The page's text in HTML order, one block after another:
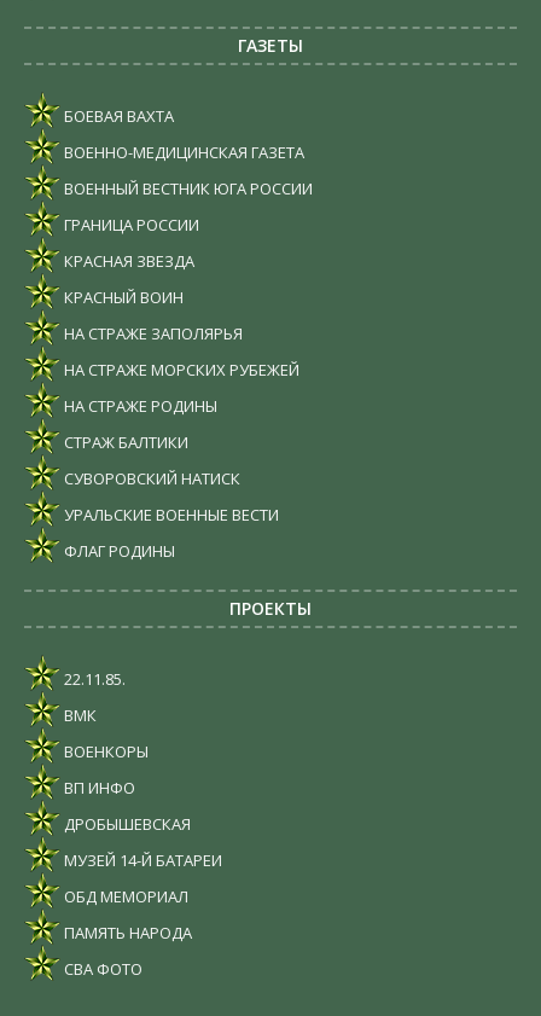
ГАЗЕТЫ
БОЕВАЯ ВАХТА
ВОЕННО-МЕДИЦИНСКАЯ ГАЗЕТА
ВОЕННЫЙ ВЕСТНИК ЮГА РОССИИ
ГРАНИЦА РОССИИ
КРАСНАЯ ЗВЕЗДА
КРАСНЫЙ ВОИН
НА СТРАЖЕ ЗАПОЛЯРЬЯ
НА СТРАЖЕ МОРСКИХ РУБЕЖЕЙ
НА СТРАЖЕ РОДИНЫ
СТРАЖ БАЛТИКИ
СУВОРОВСКИЙ НАТИСК
УРАЛЬСКИЕ ВОЕННЫЕ ВЕСТИ
ФЛАГ РОДИНЫ
ПРОЕКТЫ
22.11.85.
ВМК
ВОЕНКОРЫ
ВП ИНФО
ДРОБЫШЕВСКАЯ
МУЗЕЙ 14-Й БАТАРЕИ
ОБД МЕМОРИАЛ
ПАМЯТЬ НАРОДА
СВА ФОТО